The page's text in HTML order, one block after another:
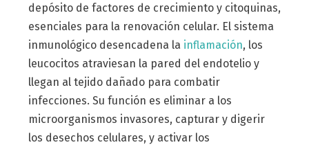
depósito de factores de crecimiento y citoquinas,
esenciales para la renovación celular. El sistema
inmunológico desencadena la inflamación, los
leucocitos atraviesan la pared del endotelio y
llegan al tejido dañado para combatir
infecciones. Su función es eliminar a los
microorganismos invasores, capturar y digerir
los desechos celulares, y activar los